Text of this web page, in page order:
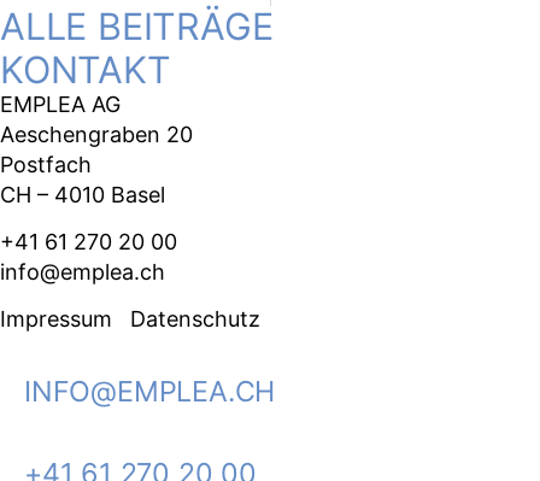
ALLE BEITRÄGE
KONTAKT
EMPLEA AG
Aeschengraben 20
Postfach
CH – 4010 Basel
+41 61 270 20 00
info@emplea.ch
Impressum
Datenschutz
INFO@EMPLEA.CH
+41 61 270 20 00